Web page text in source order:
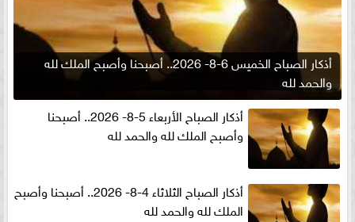
أذكار الصباح الخميس 6-8- 2026.. أصبحنا وأصبح الملك لله
والحمد لله
أذكار الصباح الأربعاء 5-8- 2026.. أصبحنا
وأصبح الملك لله والحمد لله
أذكار الصباح الثلاثاء 4-8- 2026.. أصبحنا وأصبح
الملك لله والحمد لله